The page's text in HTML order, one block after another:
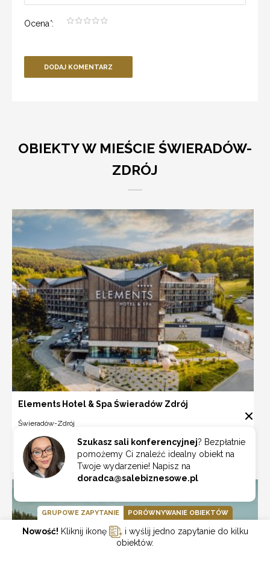
Ocena*:
DODAJ KOMENTARZ
OBIEKTY W MIEŚCIE ŚWIERADÓW-
ZDRÓJ
Elements Hotel & Spa Świeradów Zdrój
Świeradów-Zdrój
ZOBACZ
Szukasz sali konferencyjnej? Bezpłatnie
pomożemy Ci znaleźć idealny obiekt na
Twoje wydarzenie! Napisz na
doradca@salebiznesowe.pl
GRUPOWE ZAPYTANIE PORÓWNYWANIE OBIEKTÓW
Nowość! Kliknij ikonę
i wyślij jedno zapytanie do kilku
obiektów.